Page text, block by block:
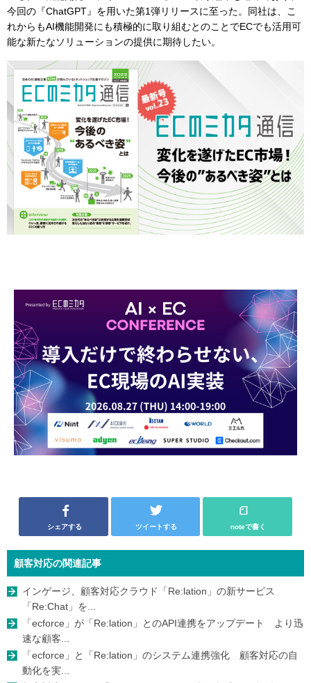
今回の『ChatGPT』を用いた第1弾リリースに至った。同社は、こ
れからもAI機能開発にも積極的に取り組むとのことでECでも活用可
能な新たなソリューションの提供に期待したい。
シェアする ツイートする noteで書く
顧客対応の関連記事
インゲージ、顧客対応クラウド「Re:lation」の新サービス
「Re:Chat」を...
「ecforce」が「Re:lation」とのAPI連携をアップデート より迅
速な顧客...
「ecforce」と「Re:lation」のシステム連携強化 顧客対応の自
動化を実...